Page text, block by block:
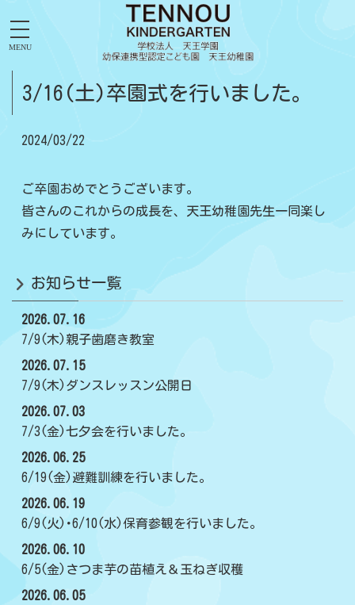
MENU
3/16(土)卒園式を行いました。
2024/03/22
ご卒園おめでとうございます。
皆さんのこれからの成長を、天王幼稚園先生一同楽し
みにしています。
お知らせ一覧
2026.07.16
7/9(木)親子歯磨き教室
2026.07.15
7/9(木)ダンスレッスン公開日
2026.07.03
7/3(金)七夕会を行いました。
2026.06.25
6/19(金)避難訓練を行いました。
2026.06.19
6/9(火)･6/10(水)保育参観を行いました。
2026.06.10
6/5(金)さつま芋の苗植え＆玉ねぎ収穫
2026.06.05